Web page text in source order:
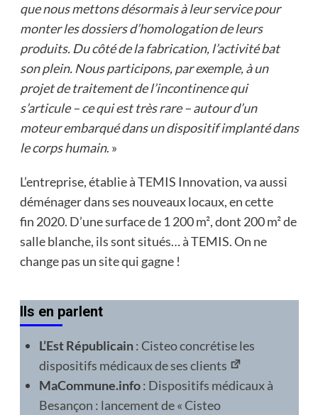
que nous mettons désormais à leur service pour
monter les dossiers d’homologation de leurs
produits. Du côté de la fabrication, l’activité bat
son plein. Nous participons, par exemple, à un
projet de traitement de l’incontinence qui
s’articule – ce qui est très rare – autour d’un
moteur embarqué dans un dispositif implanté dans
le corps humain. »
L’entreprise, établie à TEMIS Innovation, va aussi
déménager dans ses nouveaux locaux, en cette
fin 2020. D’une surface de 1 200 m², dont 200 m² de
salle blanche, ils sont situés… à TEMIS. On ne
change pas un site qui gagne !
Ils en parlent
L’Est Républicain: Cisteo concrétise les
dispositifs médicaux de ses clients
MaCommune.info: Dispositifs médicaux à
Besançon : lancement de « Cisteo